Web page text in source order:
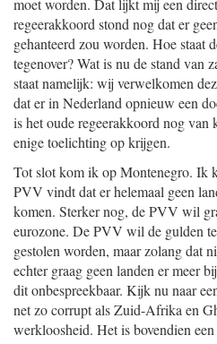
moet worden. Dat lijkt mij een
regeerakkoord stond nog dat er
gehanteerd zou worden. Hoe staat
tegenover? Wat is nu de stand van
staat namelijk: wij verwelkomen
dat er in Nederland opnieuw een
is het oude regeerakkoord nog
enige toelichting op krijgen.
Tot slot kom ik op Montenegro. Ik
PVV vindt dat er helemaal geen
komen. Sterker nog, de PVV wil
eurozone. De PVV wil de gulden
gestolen worden, maar zolang dat
echter graag geen landen er meer
dit onbespreekbaar. Kijk nu naar
net zo corrupt als Zuid-Afrika en
werkloosheid. Het is bovendien